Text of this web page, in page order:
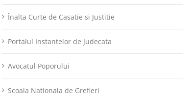
Înalta Curte de Casatie si Justitie
Portalul Instantelor de Judecata
Avocatul Poporului
Scoala Nationala de Grefieri